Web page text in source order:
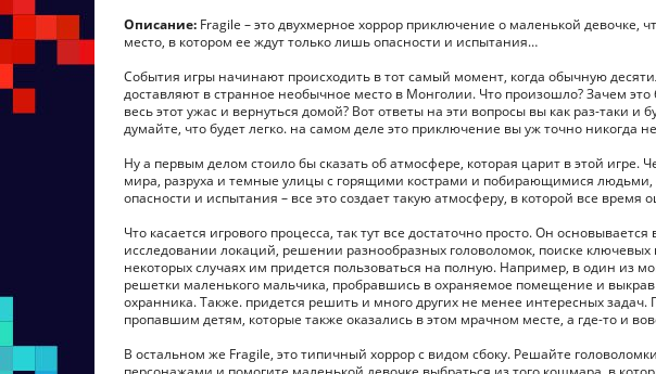
Описание: Fragile – это двухмерное хоррор приключение о маленькой
место, в котором ее ждут только лишь опасности и испытания…
События игры начинают происходить в тот самый момент, когда обычную
доставляют в странное необычное место в Монголии. Что произошло? Зачем
весь этот ужас и вернуться домой? Вот ответы на эти вопросы вы как раз-таки и
думайте, что будет легко. на самом деле это приключение вы уж точно никогда
Ну а первым делом стоило бы сказать об атмосфере, которая царит в этой
мира, разруха и темные улицы с горящими кострами и побирающимися людьми,
опасности и испытания – все это создает такую атмосферу, в которой все
Что касается игрового процесса, так тут все достаточно просто. Он
исследовании локаций, решении разнообразных головоломок, поиске
некоторых случаях им придется пользоваться на полную. Например, в один из
решетки маленького мальчика, пробравшись в охраняемое помещение и
охранника. Также. придется решить и много других не менее интересных задач.
пропавшим детям, которые также оказались в этом мрачном месте, а где-то и
В остальном же Fragile, это типичный хоррор с видом сбоку. Решайте